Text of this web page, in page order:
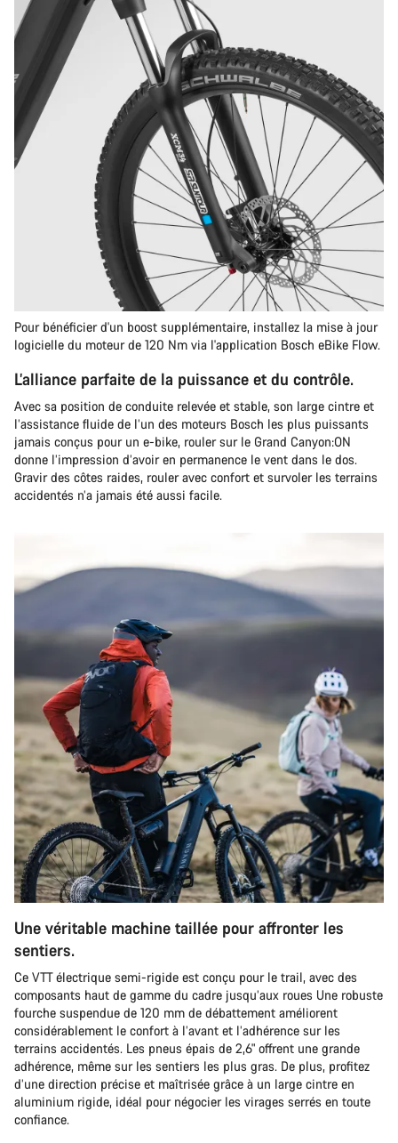
Pour bénéficier d'un boost supplémentaire, installez la mise à jour
logicielle du moteur de 120 Nm via l'application Bosch eBike Flow.
L’alliance parfaite de la puissance et du contrôle.
Avec sa position de conduite relevée et stable, son large cintre et
l’assistance fluide de l’un des moteurs Bosch les plus puissants
jamais conçus pour un e-bike, rouler sur le Grand Canyon:ON
donne l’impression d’avoir en permanence le vent dans le dos.
Gravir des côtes raides, rouler avec confort et survoler les terrains
accidentés n’a jamais été aussi facile.
Une véritable machine taillée pour affronter les
sentiers.
Ce VTT électrique semi-rigide est conçu pour le trail, avec des
composants haut de gamme du cadre jusqu’aux roues Une robuste
fourche suspendue de 120 mm de débattement améliorent
considérablement le confort à l’avant et l’adhérence sur les
terrains accidentés. Les pneus épais de 2,6" offrent une grande
adhérence, même sur les sentiers les plus gras. De plus, profitez
d’une direction précise et maîtrisée grâce à un large cintre en
aluminium rigide, idéal pour négocier les virages serrés en toute
confiance.